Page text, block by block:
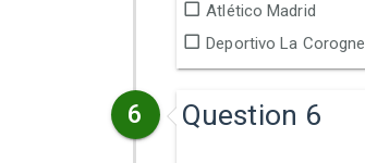
Atlético Madrid
Deportivo La Corogne
6 Question 6